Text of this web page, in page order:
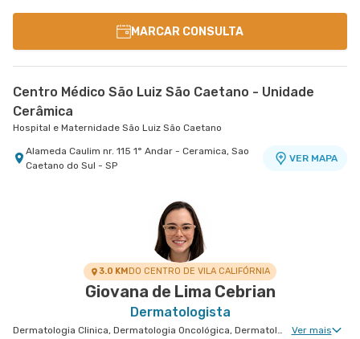
MARCAR CONSULTA
Centro Médico São Luiz São Caetano - Unidade
Cerâmica
Hospital e Maternidade São Luiz São Caetano
Alameda Caulim nr. 115 1° Andar - Ceramica, Sao
Caetano do Sul - SP
VER MAPA
3.0 KMDO CENTRO DE VILA CALIFÓRNIA
Giovana de Lima Cebrian
Dermatologista
Dermatologia Clinica, Dermatologia Oncológica, Dermatologia Pediátrica, Dermatologia Tricologia, Dermatologia de Tratamento de Psoríase, Dermatologia Tratamento de Dermatite Atópica, Dermatologiatratamento de Urticária Crônica, Dermatologia de Tratamento de Hidradenite Ver mais